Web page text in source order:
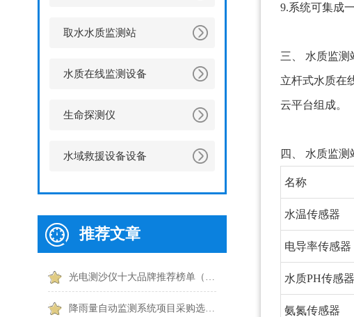
取水水质监测站
水质在线监测设备
生命探测仪
水域救援设备设备
推荐文章
光电测沙仪十大品牌推荐榜单（2026水体泥沙监测优选）
降雨量自动监测系统项目采购选哪一种？6个常见问题一篇搞懂
9.系统可集成
三、 水质监测
立杆式水质在
云平台组成。
四、 水质监
名称
水温传感器
电导率传感器
水质PH传感器
氨氮传感器